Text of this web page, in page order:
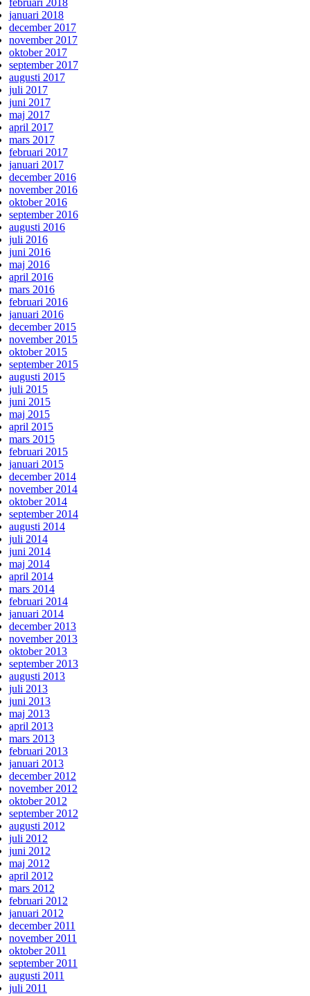
februari 2018
januari 2018
december 2017
november 2017
oktober 2017
september 2017
augusti 2017
juli 2017
juni 2017
maj 2017
april 2017
mars 2017
februari 2017
januari 2017
december 2016
november 2016
oktober 2016
september 2016
augusti 2016
juli 2016
juni 2016
maj 2016
april 2016
mars 2016
februari 2016
januari 2016
december 2015
november 2015
oktober 2015
september 2015
augusti 2015
juli 2015
juni 2015
maj 2015
april 2015
mars 2015
februari 2015
januari 2015
december 2014
november 2014
oktober 2014
september 2014
augusti 2014
juli 2014
juni 2014
maj 2014
april 2014
mars 2014
februari 2014
januari 2014
december 2013
november 2013
oktober 2013
september 2013
augusti 2013
juli 2013
juni 2013
maj 2013
april 2013
mars 2013
februari 2013
januari 2013
december 2012
november 2012
oktober 2012
september 2012
augusti 2012
juli 2012
juni 2012
maj 2012
april 2012
mars 2012
februari 2012
januari 2012
december 2011
november 2011
oktober 2011
september 2011
augusti 2011
juli 2011